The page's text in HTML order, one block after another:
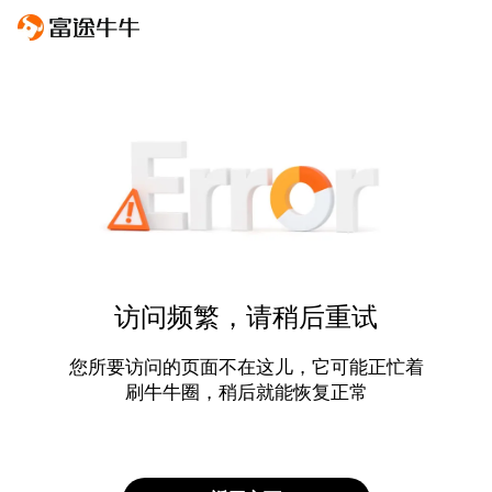
访问频繁，请稍后重试
您所要访问的页面不在这儿，它可能正忙着
刷牛牛圈，稍后就能恢复正常